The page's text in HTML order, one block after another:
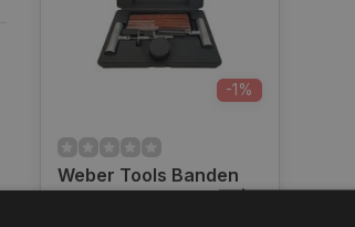
-1%
Weber Tools Banden